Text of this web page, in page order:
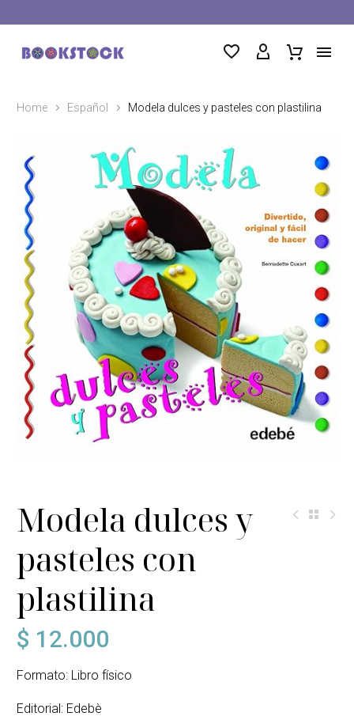
Home Español Modela dulces y pasteles con plastilina
Modela dulces y
pasteles con
plastilina
$ 12.000
Formato: Libro físico
Editorial: Edebè